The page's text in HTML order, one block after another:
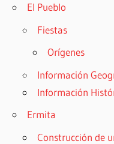
El Pueblo
Fiestas
Orígenes
Información
Información
Ermita
Construcción de